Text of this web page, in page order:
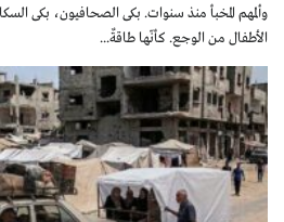
وألمهم المخبأ منذ سنوات. بكى الصحافيون، بكى
الأطفال من الوجع. كأنّها طاقةٌ...